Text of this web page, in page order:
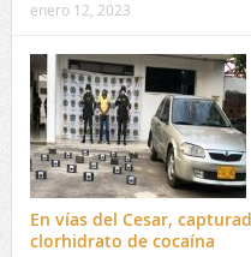
enero 12, 2023
En vías del Cesar,
clorhidrato de cocaína